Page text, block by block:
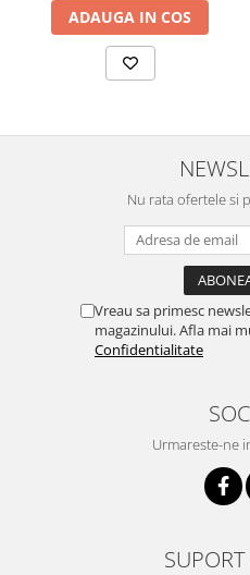
ADAUGA IN COS
Nu rata ofertele si
Vreau sa primesc
magazinului. Afla mai
Confidentialitate
Urmareste-ne